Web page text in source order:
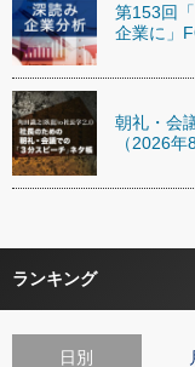
第153回
企業に」
朝礼・会
（2026年
ランキング
日別